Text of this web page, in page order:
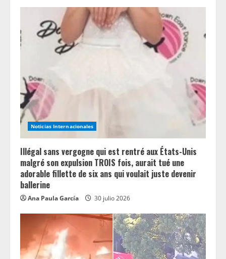
Noticias Internacionales
Illégal sans vergogne qui est rentré aux États-Unis
malgré son expulsion TROIS fois, aurait tué une
adorable fillette de six ans qui voulait juste devenir
ballerine
Ana Paula García 30 julio 2026